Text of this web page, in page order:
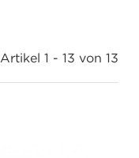
Artikel 1 - 13 von 13